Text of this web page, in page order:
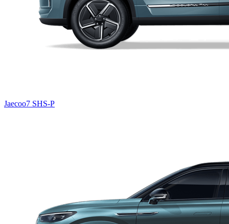
Jaecoo7 SHS-P